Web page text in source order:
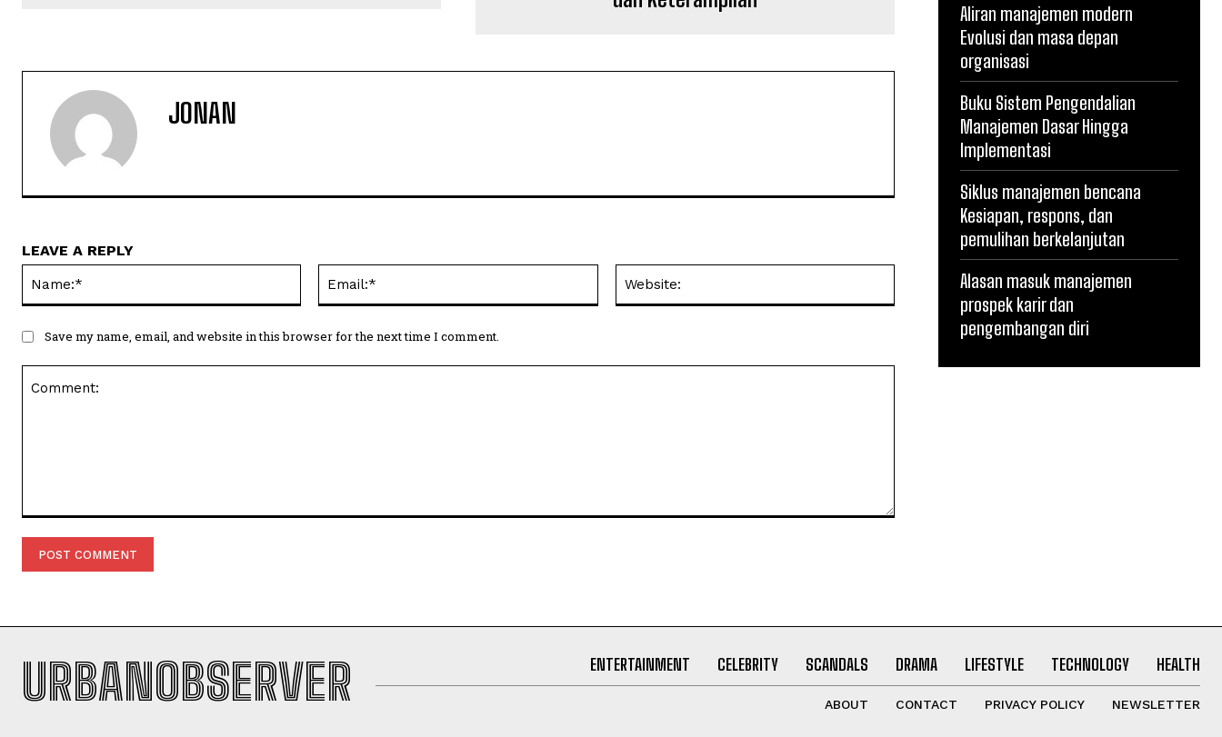
JONAN
LEAVE A REPLY
Save my name, email, and website in this browser for the next time I comment.
Aliran manajemen modern
Evolusi dan masa depan
organisasi
Buku Sistem Pengendalian
Manajemen Dasar Hingga
Implementasi
Siklus manajemen bencana
Kesiapan, respons, dan
pemulihan berkelanjutan
Alasan masuk manajemen
prospek karir dan
pengembangan diri
URBANOBSERVER ENTERTAINMENT CELEBRITY SCANDALS DRAMA LIFESTYLE TECHNOLOGY HEALTH
ABOUT CONTACT PRIVACY POLICY NEWSLETTER